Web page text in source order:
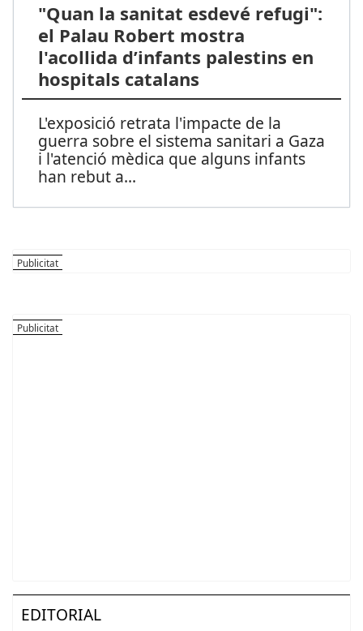
"Quan la sanitat esdevé refugi":
el Palau Robert mostra
l'acollida d’infants palestins en
hospitals catalans
L'exposició retrata l'impacte de la
guerra sobre el sistema sanitari a Gaza
i l'atenció mèdica que alguns infants
han rebut a...
EDITORIAL